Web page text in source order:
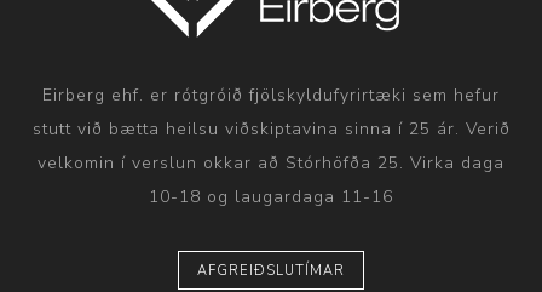
Eirberg ehf. er rótgróið fjölskyldufyrirtæki sem hefur
stutt við bætta heilsu viðskiptavina sinna í 25 ár. Verið
velkomin í verslun okkar að Stórhöfða 25. Virka daga
10-18 og laugardaga 11-16
AFGREIÐSLUTÍMAR